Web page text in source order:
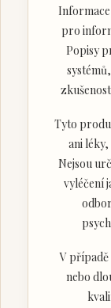
Informace
pro
Popisy
Tyto
ani
Nejsou
vyléčení
V
nebo